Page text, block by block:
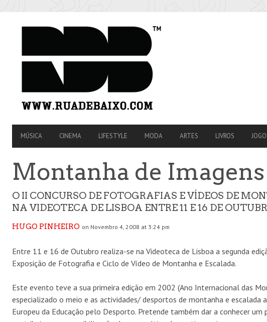
PRIMARY
NAVIGATION
MÚSICA CINEMA LIFESTYLE MODA ARTES LIVROS
Montanha de Imagens
O II CONCURSO DE FOTOGRAFIAS E VÍDEOS DE
NA VIDEOTECA DE LISBOA ENTRE 11 E 16 DE
HUGO PINHEIRO on Novembro 4, 2008 at 3:24 pm
Entre 11 e 16 de Outubro realiza-se na Videoteca de Lisboa a segunda
Exposição de Fotografia e Ciclo de Vídeo de Montanha e Escalada.
Este evento teve a sua primeira edição em 2002 (Ano Internacional das
especializado o meio e as actividades/ desportos de montanha e escalada
Europeu da Educação pelo Desporto. Pretende também dar a conhecer